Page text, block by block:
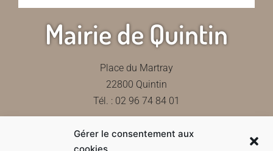
Gérer le consentement aux
Mairie de Quintin
Place du Martray
22800 Quintin
Tél. : 02 96 74 84 01
Contactez-nous